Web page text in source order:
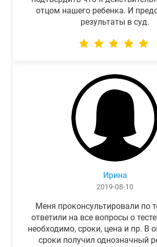
отцом нашего ребенка. И
результаты в суд.
Ирина
2019-08-10
Меня проконсультировали по
ответили на все вопросы о
необходимо, сроки, цена и пр. В
сроки получил однозначный